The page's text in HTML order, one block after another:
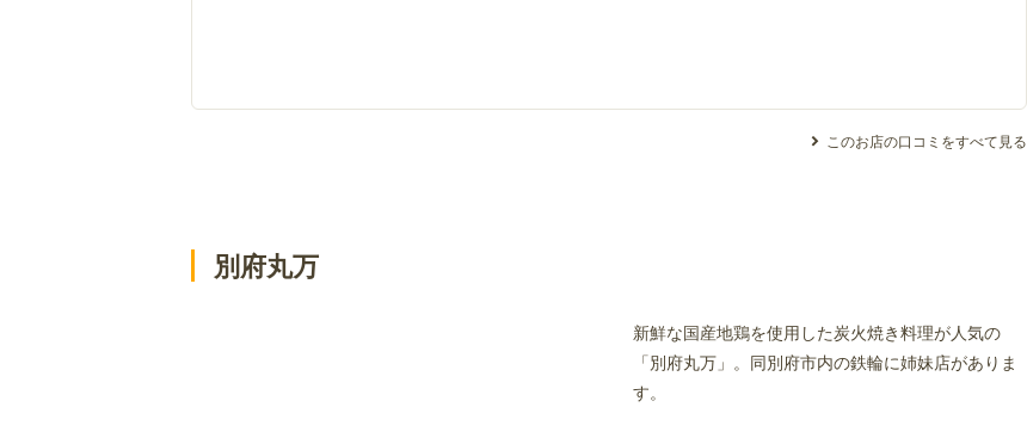
このお店の口コミをすべて見る
別府丸万
新鮮な国産地鶏を使用した炭火焼き料理が人気の
「別府丸万」。同別府市内の鉄輪に姉妹店がありま
す。